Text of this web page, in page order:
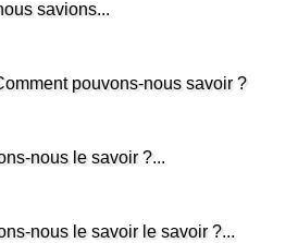
savions...
pouvons-nous savoir ?
nous le savoir ?...
nous le savoir le savoir ?...